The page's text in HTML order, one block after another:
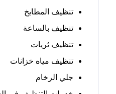
تنظيف المطابخ
تنظيف بالساعة
تنظيف ثريات
تنظيف مياه خزانات
جلي الرخام